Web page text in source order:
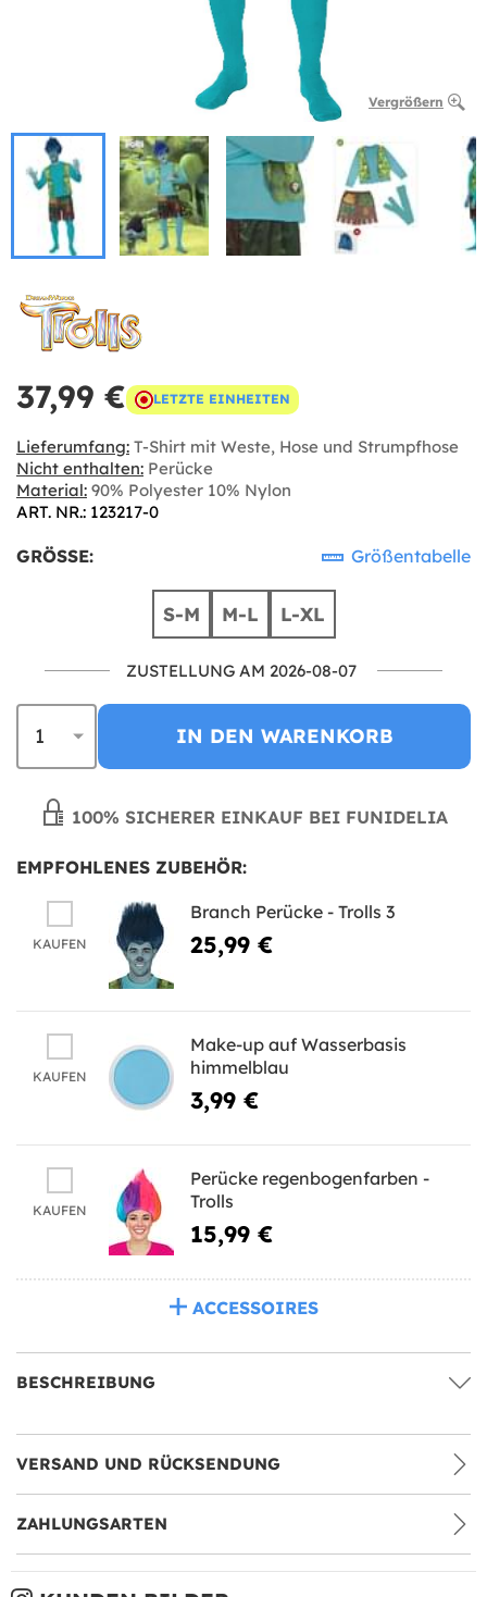
Vergrößern
37,99 € LETZTE EINHEITEN
Lieferumfang: T-Shirt mit Weste, Hose und Strumpfhose
Nicht enthalten: Perücke
Material: 90% Polyester 10% Nylon
ART. NR.: 123217-0
GRÖSSE: Größentabelle
S-M M-L L-XL
ZUSTELLUNG AM 2026-08-07
IN DEN WARENKORB
100% SICHERER EINKAUF BEI FUNIDELIA
EMPFOHLENES ZUBEHÖR:
KAUFEN
Branch Perücke - Trolls 3
25,99 €
KAUFEN
Make-up auf Wasserbasis
himmelblau
3,99 €
KAUFEN
Perücke regenbogenfarben -
Trolls
15,99 €
ACCESSOIRES
BESCHREIBUNG
VERSAND UND RÜCKSENDUNG
ZAHLUNGSARTEN